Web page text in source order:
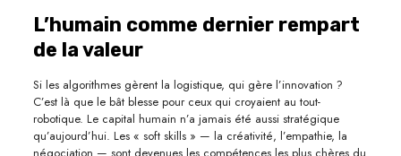
L’humain comme dernier rempart
de la valeur
Si les algorithmes gèrent la logistique, qui gère l’innovation ?
C’est là que le bât blesse pour ceux qui croyaient au tout-
robotique. Le capital humain n’a jamais été aussi stratégique
qu’aujourd’hui. Les « soft skills » — la créativité, l’empathie, la